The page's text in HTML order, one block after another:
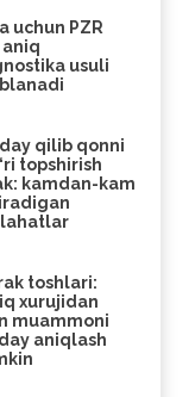
uchun PZR
usuli
qilib qonni
topshirish
kamdan-kam
toshlari:
xurujidan
muammoni
aniqlash